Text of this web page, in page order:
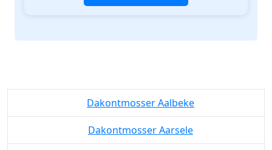
Dakontmosser Aalbeke
Dakontmosser Aarsele